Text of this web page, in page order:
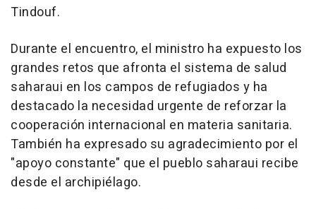
Tindouf.
Durante el encuentro, el ministro ha expuesto los
grandes retos que afronta el sistema de salud
saharaui en los campos de refugiados y ha
destacado la necesidad urgente de reforzar la
cooperación internacional en materia sanitaria.
También ha expresado su agradecimiento por el
"apoyo constante" que el pueblo saharaui recibe
desde el archipiélago.